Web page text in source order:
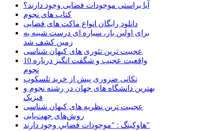
آیا براستی موجودات فضایی وجود دارند؟
کتاب های نجوم
دانلود رایگان انواع ماکت های فضایی
برای اولین بار، سیاره ای درست شبیه به
زمین کشف شد
عجیبت ترین تئوری های کیهان شناسی
10 واقعیت عجیب و شگفت انگیز درباره
نجوم
نکاتی ضروری پیش از خرید تلسکوپ
بهترین دانشگاه های جهان در رشته نجوم و
فیزیک
عجیبت ترین نظریه های کیهان شناسی
روش‌های جهت‌یابی
هاوكينگ : "موجودات فضايي وجود دارند"